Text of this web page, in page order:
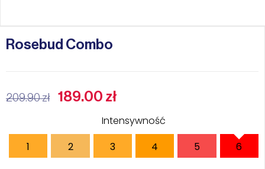
Rosebud Combo
209.90zł 189.00 zł
Intensywność
1
2 3 4 5 6